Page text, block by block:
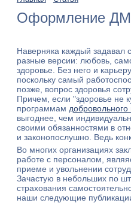
Оформление
Наверняка каждый задавал
разные версии: любовь,
здоровье. Без него и
поскольку самый
позже, вопрос здоровья
Причем, если "здоровье не
программам
выгоднее, чем
своими обязанностями в
и законопослушно. Ведь
Во многих организациях
работе с персоналом,
приеме и увольнении
Зачастую в небольших по
страхования
наши следующие